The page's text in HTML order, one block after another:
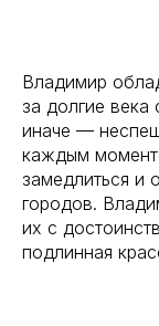
Владимир
за долгие века
иначе —
каждым
замедлиться и
городов.
их с
подлинная